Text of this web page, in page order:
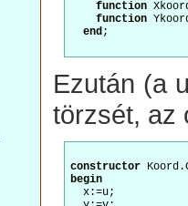
function
function
end;
Ezután (a
törzsét, az
constructor
begin
  x:=u;